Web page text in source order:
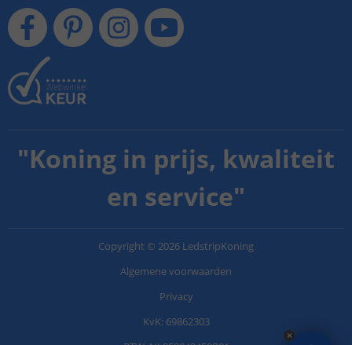
"Koning in prijs, kwaliteit
en service"
Copyright © 2026 LedstripKoning
Algemene voorwaarden
Privacy
KvK: 69862303